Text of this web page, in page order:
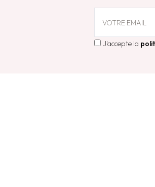
VOTRE EMAIL
J'accepte la